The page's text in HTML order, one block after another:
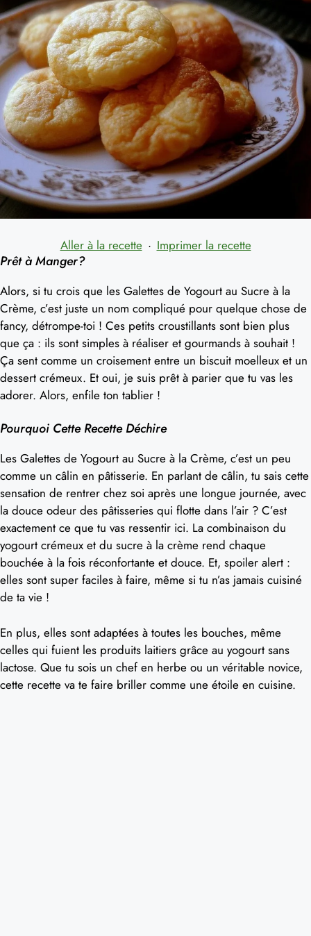
Aller à la recette · Imprimer la recette
Prêt à Manger?
Alors, si tu crois que les Galettes de Yogourt au Sucre à la
Crème, c’est juste un nom compliqué pour quelque chose de
fancy, détrompe-toi ! Ces petits croustillants sont bien plus
que ça : ils sont simples à réaliser et gourmands à souhait !
Ça sent comme un croisement entre un biscuit moelleux et un
dessert crémeux. Et oui, je suis prêt à parier que tu vas les
adorer. Alors, enfile ton tablier !
Pourquoi Cette Recette Déchire
Les Galettes de Yogourt au Sucre à la Crème, c’est un peu
comme un câlin en pâtisserie. En parlant de câlin, tu sais cette
sensation de rentrer chez soi après une longue journée, avec
la douce odeur des pâtisseries qui flotte dans l’air ? C’est
exactement ce que tu vas ressentir ici. La combinaison du
yogourt crémeux et du sucre à la crème rend chaque
bouchée à la fois réconfortante et douce. Et, spoiler alert :
elles sont super faciles à faire, même si tu n’as jamais cuisiné
de ta vie !
En plus, elles sont adaptées à toutes les bouches, même
celles qui fuient les produits laitiers grâce au yogourt sans
lactose. Que tu sois un chef en herbe ou un véritable novice,
cette recette va te faire briller comme une étoile en cuisine.